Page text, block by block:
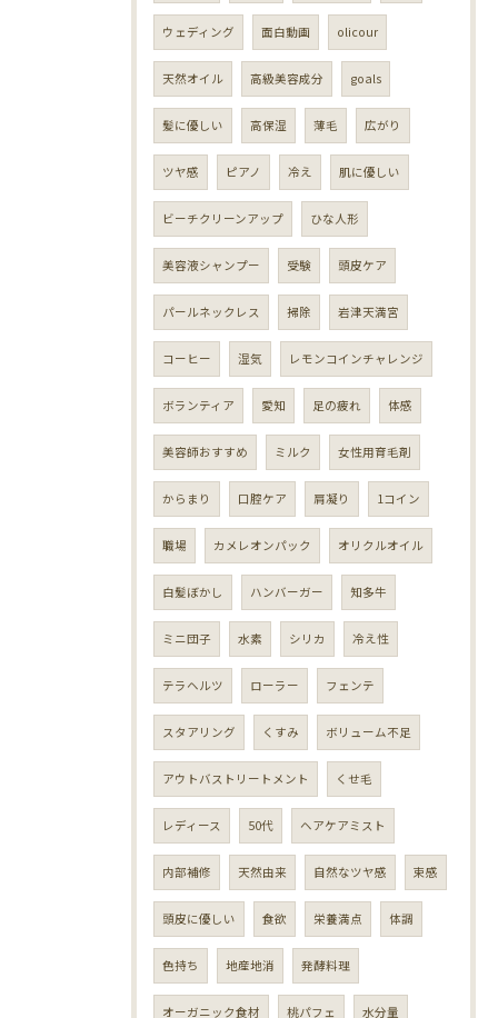
ウェディング 面白動画 olicour
天然オイル 高級美容成分 goals
髪に優しい 高保湿 薄毛 広がり
ツヤ感 ピアノ 冷え 肌に優しい
ビーチクリーンアップ ひな人形
美容液シャンプー 受験 頭皮ケア
パールネックレス 掃除 岩津天満宮
コーヒー 湿気 レモンコインチャレンジ
ボランティア 愛知 足の疲れ 体感
美容師おすすめ ミルク 女性用育毛剤
からまり 口腔ケア 肩凝り 1コイン
職場 カメレオンパック オリクルオイル
白髪ぼかし ハンバーガー 知多牛
ミニ団子 水素 シリカ 冷え性
テラヘルツ ローラー フェンテ
スタアリング くすみ ボリューム不足
アウトバストリートメント くせ毛
レディース 50代 ヘアケアミスト
内部補修 天然由来 自然なツヤ感 束感
頭皮に優しい 食欲 栄養満点 体調
色持ち 地産地消 発酵料理
オーガニック食材 桃パフェ 水分量